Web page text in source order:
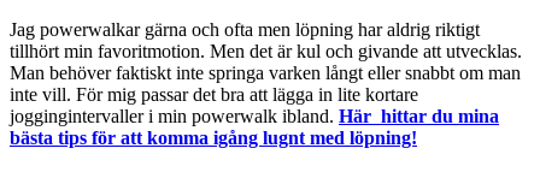
Jag powerwalkar gärna och ofta men löpning har aldrig riktigt
tillhört min favoritmotion. Men det är kul och givande att utvecklas.
Man behöver faktiskt inte springa varken långt eller snabbt om man
inte vill. För mig passar det bra att lägga in lite kortare
joggingintervaller i min powerwalk ibland. Här hittar du mina
bästa tips för att komma igång lugnt med löpning!